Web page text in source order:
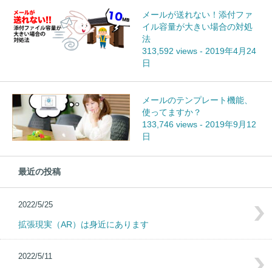
メールが送れない！添付ファ
イル容量が大きい場合の対処
法
313,592 views - 2019年4月24
日
メールのテンプレート機能、
使ってますか？
133,746 views - 2019年9月12
日
最近の投稿
2022/5/25
拡張現実（AR）は身近にあります
2022/5/11